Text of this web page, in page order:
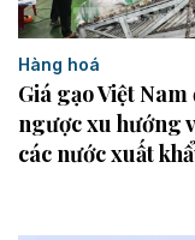
Hàng hoá
Giá gạo Việt Nam
ngược xu hướng
các nước xuất